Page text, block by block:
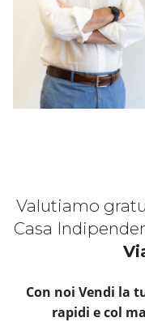
Valutiamo
Casa
Con noi Vendi la
rapidi e col